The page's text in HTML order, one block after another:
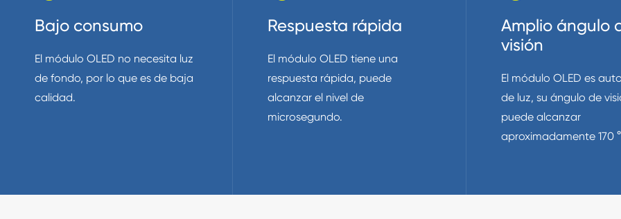
Bajo consumo
El módulo OLED no necesita luz
de fondo, por lo que es de baja
calidad.
Respuesta rápida
El módulo OLED tiene una
respuesta rápida, puede
alcanzar el nivel de
microsegundo.
Amplio ángulo
visión
El módulo OLED es
de luz, su ángulo de
puede alcanzar
aproximadamente 170